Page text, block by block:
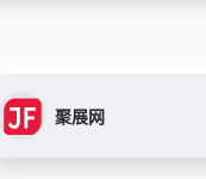
聚展网